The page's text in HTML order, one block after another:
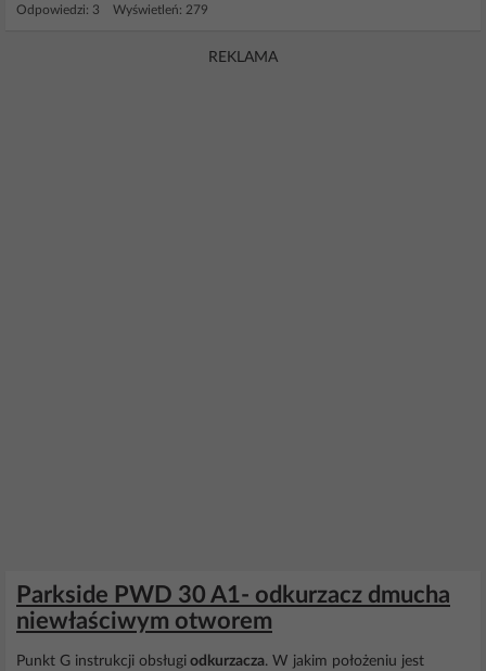
Odpowiedzi: 3 Wyświetleń: 279
REKLAMA
Parkside PWD 30 A1- odkurzacz dmucha
niewłaściwym otworem
Punkt G instrukcji obsługi odkurzacza. W jakim położeniu jest